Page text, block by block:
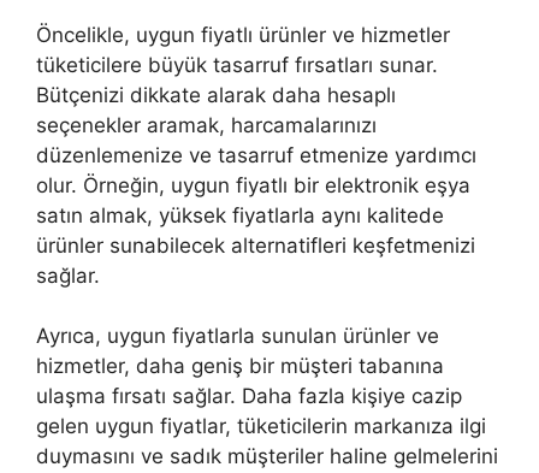
Öncelikle, uygun fiyatlı ürünler ve hizmetler
tüketicilere büyük tasarruf fırsatları sunar.
Bütçenizi dikkate alarak daha hesaplı
seçenekler aramak, harcamalarınızı
düzenlemenize ve tasarruf etmenize yardımcı
olur. Örneğin, uygun fiyatlı bir elektronik eşya
satın almak, yüksek fiyatlarla aynı kalitede
ürünler sunabilecek alternatifleri keşfetmenizi
sağlar.
Ayrıca, uygun fiyatlarla sunulan ürünler ve
hizmetler, daha geniş bir müşteri tabanına
ulaşma fırsatı sağlar. Daha fazla kişiye cazip
gelen uygun fiyatlar, tüketicilerin markanıza ilgi
duymasını ve sadık müşteriler haline gelmelerini